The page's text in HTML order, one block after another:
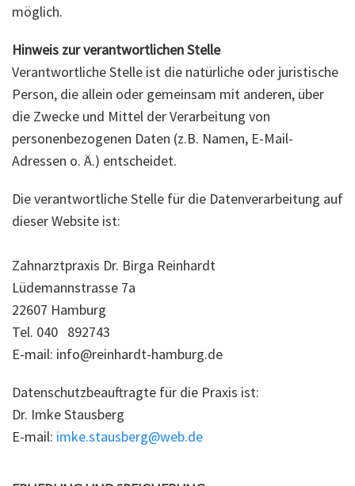
möglich.
Hinweis zur verantwortlichen Stelle
Verantwortliche Stelle ist die natürliche oder juristische
Person, die allein oder gemeinsam mit anderen, über
die Zwecke und Mittel der Verarbeitung von
personenbezogenen Daten (z.B. Namen, E-Mail-
Adressen o. Ä.) entscheidet.
Die verantwortliche Stelle für die Datenverarbeitung auf
dieser Website ist:
Zahnarztpraxis Dr. Birga Reinhardt
Lüdemannstrasse 7a
22607 Hamburg
Tel. 040 892743
E-mail: info@reinhardt-hamburg.de
Datenschutzbeauftragte für die Praxis ist:
Dr. Imke Stausberg
E-mail: imke.stausberg@web.de